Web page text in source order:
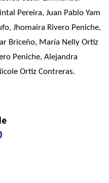
Pereira, Juan Pablo Yam
Jhomaira Rivero Peniche,
Briceño, María Nelly Ortiz
Peniche, Alejandra
Ortiz Contreras.